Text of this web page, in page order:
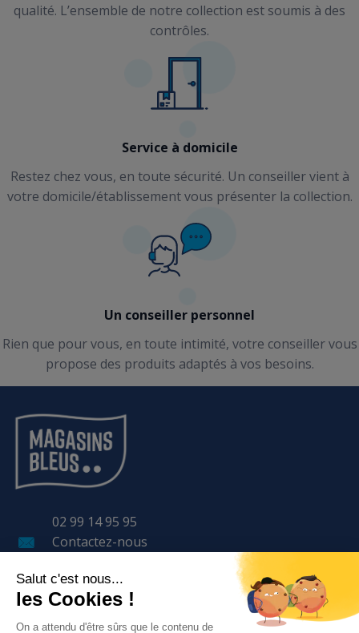
qualité. L’ensemble de notre collection est soumis à des
contrôles.
Service à domicile
Restez chez vous, en toute sécurité. Un conseiller vient à
votre domicile/établissement vous présenter la collection.
Un conseiller personnel
Rien que pour vous, en toute intimité, votre conseiller vous
propose des produits adaptés à vos besoins.
02 99 14 95 95
Contactez-nous
BP 57 401
35 170 BRUZ